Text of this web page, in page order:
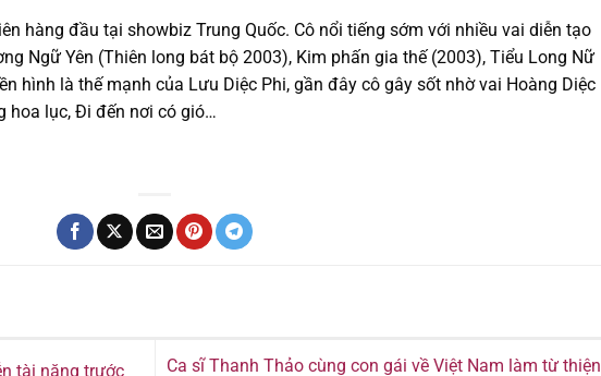
hàng đầu tại showbiz Trung Quốc. Cô nổi tiếng sớm với nhiều vai diễn tạo
Ngữ Yên (Thiên long bát bộ 2003), Kim phấn gia thế (2003), Tiểu Long Nữ
hình là thế mạnh của Lưu Diệc Phi, gần đây cô gây sốt nhờ vai Hoàng Diệc
hoa lục, Đi đến nơi có gió…
tài năng trước
Ca sĩ Thanh Thảo cùng con gái về Việt Nam làm từ thiện